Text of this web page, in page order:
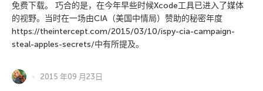
免费下载。 巧合的是，在今年早些时候Xcode工具已进入了媒体
的视野。当时在一场由CIA（美国中情局）赞助的秘密年度
https://theintercept.com/2015/03/10/ispy-cia-campaign-
steal-apples-secrets/中有所提及。
2015 年09 月23日